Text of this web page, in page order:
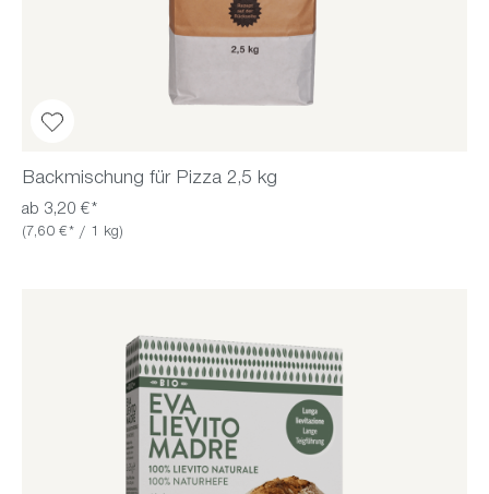
Backmischung für Pizza 2,5 kg
ab 3,20 €*
(7,60 €* / 1 kg)